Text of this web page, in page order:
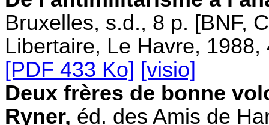
Bruxelles, s.d., 8 p. [BNF,
Libertaire, Le Havre,
[PDF 433 Ko] [visio]
Deux frères de bonne
Ryner, éd. des Amis de